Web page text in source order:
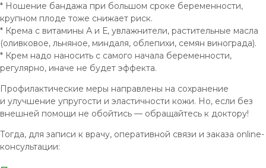
* Ношение бандажа при большом сроке беременности,
крупном плоде тоже снижает риск.
* Крема с витамины А и Е, увлажнители, растительные масла
(оливковое, льняное, миндаля, облепихи, семян винограда).
* Крем надо наносить с самого начала беременности,
регулярно, иначе не будет эффекта.
Профилактические меры направлены на сохранение
и улучшение упругости и эластичности кожи. Но, если без
внешней помощи не обойтись — обращайтесь к доктору!
Тогда, для записи к врачу, оперативной связи и заказа online-
консультации: